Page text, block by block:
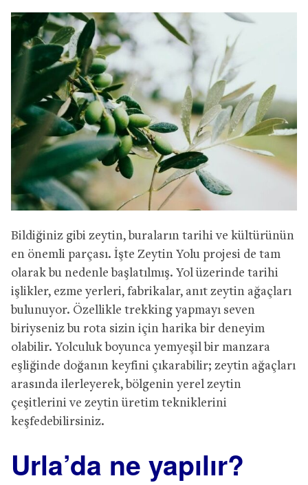
Bildiğiniz gibi zeytin, buraların tarihi ve kültürünün
en önemli parçası. İşte Zeytin Yolu projesi de tam
olarak bu nedenle başlatılmış. Yol üzerinde tarihi
işlikler, ezme yerleri, fabrikalar, anıt zeytin ağaçları
bulunuyor. Özellikle trekking yapmayı seven
biriyseniz bu rota sizin için harika bir deneyim
olabilir. Yolculuk boyunca yemyeşil bir manzara
eşliğinde doğanın keyfini çıkarabilir; zeytin ağaçları
arasında ilerleyerek, bölgenin yerel zeytin
çeşitlerini ve zeytin üretim tekniklerini
keşfedebilirsiniz.
Urla’da ne yapılır?